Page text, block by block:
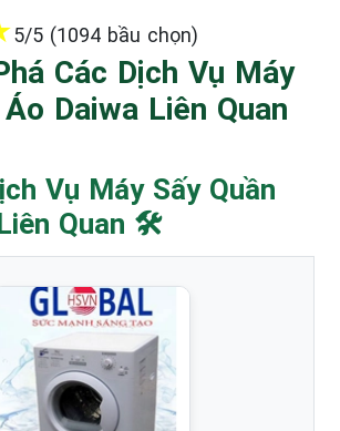
5/5 (1094 bầu chọn)
Các Dịch Vụ Máy
Daiwa Liên Quan
Vụ Máy Sấy Quần
Quan 🛠️